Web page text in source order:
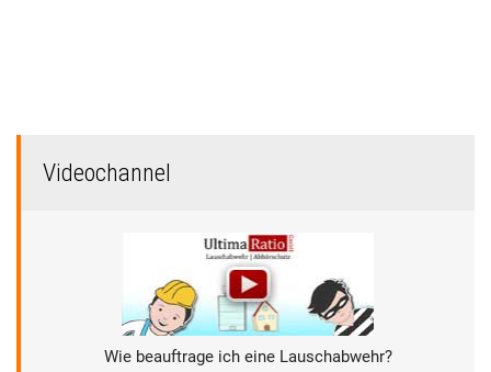
Videochannel
Wie beauftrage ich eine Lauschabwehr?